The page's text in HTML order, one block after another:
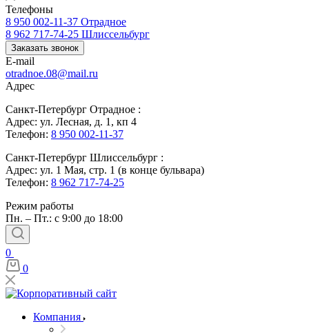
Телефоны
8 950 002-11-37 Отрадное
8 962 717-74-25 Шлиссельбург
Заказать звонок
E-mail
otradnoe.08@mail.ru
Адрес
Санкт-Петербург Отрадное :
Адрес: ул. Лесная, д. 1, кп 4
Телефон: 8 950 002-11-37
Санкт-Петербург Шлиссельбург :
Адрес: ул. 1 Мая, стр. 1 (в конце бульвара)
Телефон: 8 962 717-74-25
Режим работы
Пн. – Пт.: с 9:00 до 18:00
0
0
Компания